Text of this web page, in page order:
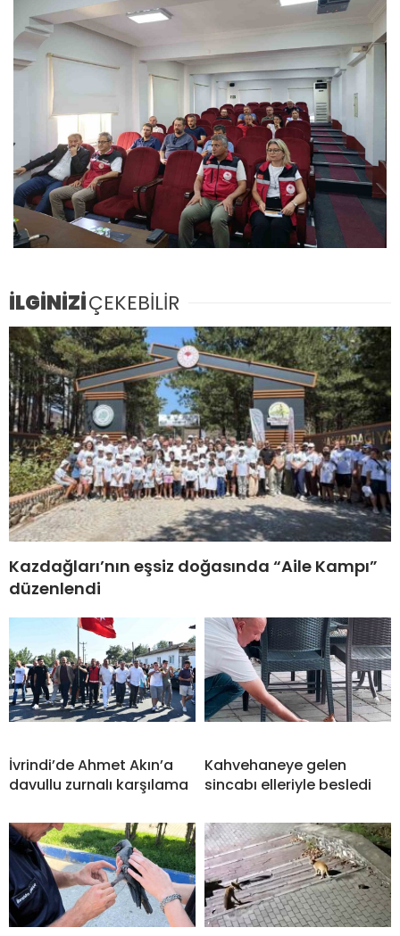
İLGİNİZİÇEKEBİLİR
Kazdağları’nın eşsiz doğasında “Aile Kampı”
düzenlendi
İvrindi’de Ahmet Akın’a
davullu zurnalı karşılama
Kahvehaneye gelen
sincabı elleriyle besledi